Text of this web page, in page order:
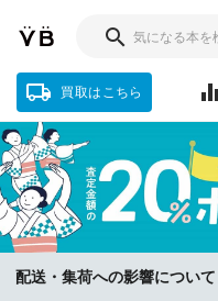
買取はこちら
ソクフリをお選びいただいた
配送・集荷への影響につい